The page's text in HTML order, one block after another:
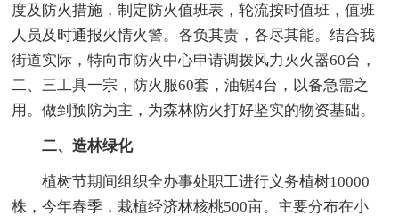
度及防火措施，制定防火值班表，轮流按时值班，值班
人员及时通报火情火警。各负其责，各尽其能。结合我
街道实际，特向市防火中心申请调拨风力灭火器60台，
二、三工具一宗，防火服60套，油锯4台，以备急需之
用。做到预防为主，为森林防火打好坚实的物资基础。
二、造林绿化
植树节期间组织全办事处职工进行义务植树10000
株，今年春季，栽植经济林核桃500亩。主要分布在小